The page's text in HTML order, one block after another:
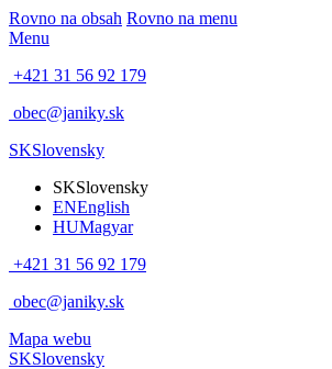
Rovno na obsah Rovno na menu
Menu
+421 31 56 92 179
obec@janiky.sk
SKSlovensky
SKSlovensky
ENEnglish
HUMagyar
+421 31 56 92 179
obec@janiky.sk
Mapa webu
SKSlovensky